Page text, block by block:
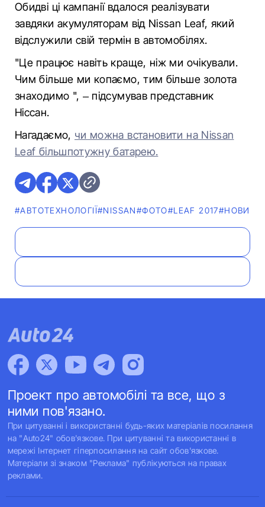
Обидві ці кампанії вдалося реалізувати
завдяки акумуляторам від Nissan Leaf, який
відслужили свій термін в автомобілях.
"Це працює навіть краще, ніж ми очікували.
Чим більше ми копаємо, тим більше золота
знаходимо ", – підсумував представник
Ніссан.
Нагадаємо, чи можна встановити на Nissan
Leaf більшпотужну батарею.
#АВТОТЕХНОЛОГІЇ#NISSAN#ФОТО#LEAF 2017#НОВИНИ
Проект про автомобілі та все, що з
ними пов'язано.
При цитуванні і використанні будь-яких матеріалів посилання
на "Auto24" обов'язкове. При цитуванні та використанні в
мережі Інтернет гіперпосилання на сайт обов'язкове.
Матеріали зі знаком "Реклама" публікуються на правах
реклами.